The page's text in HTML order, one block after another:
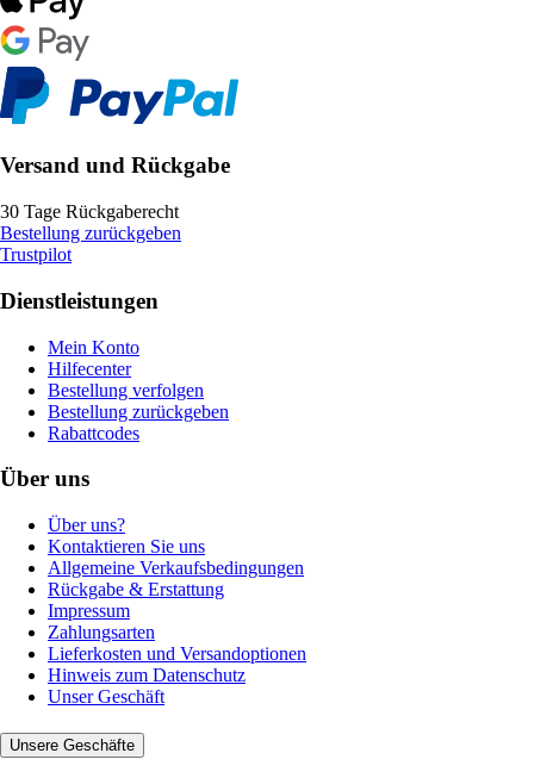
Versand und Rückgabe
30 Tage Rückgaberecht
Bestellung zurückgeben
Trustpilot
Dienstleistungen
Mein Konto
Hilfecenter
Bestellung verfolgen
Bestellung zurückgeben
Rabattcodes
Über uns
Über uns?
Kontaktieren Sie uns
Allgemeine Verkaufsbedingungen
Rückgabe & Erstattung
Impressum
Zahlungsarten
Lieferkosten und Versandoptionen
Hinweis zum Datenschutz
Unser Geschäft
Unsere Geschäfte